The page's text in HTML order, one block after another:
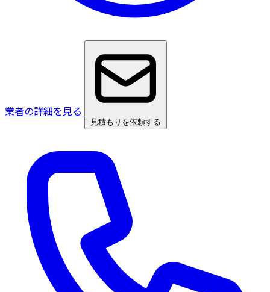
業者の詳細を見る
見積もりを依頼する